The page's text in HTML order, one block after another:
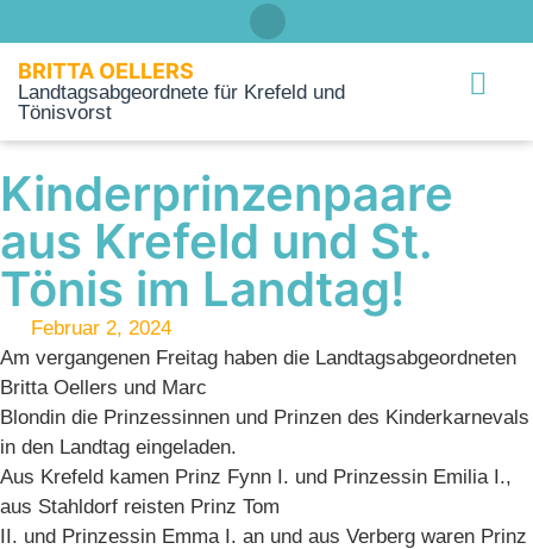
BRITTA OELLERS
Landtagsabgeordnete für Krefeld und
Tönisvorst
Kinderprinzenpaare
aus Krefeld und St.
Tönis im Landtag!
Februar 2, 2024
Am vergangenen Freitag haben die Landtagsabgeordneten
Britta Oellers und Marc
Blondin die Prinzessinnen und Prinzen des Kinderkarnevals
in den Landtag eingeladen.
Aus Krefeld kamen Prinz Fynn I. und Prinzessin Emilia I.,
aus Stahldorf reisten Prinz Tom
II. und Prinzessin Emma I. an und aus Verberg waren Prinz